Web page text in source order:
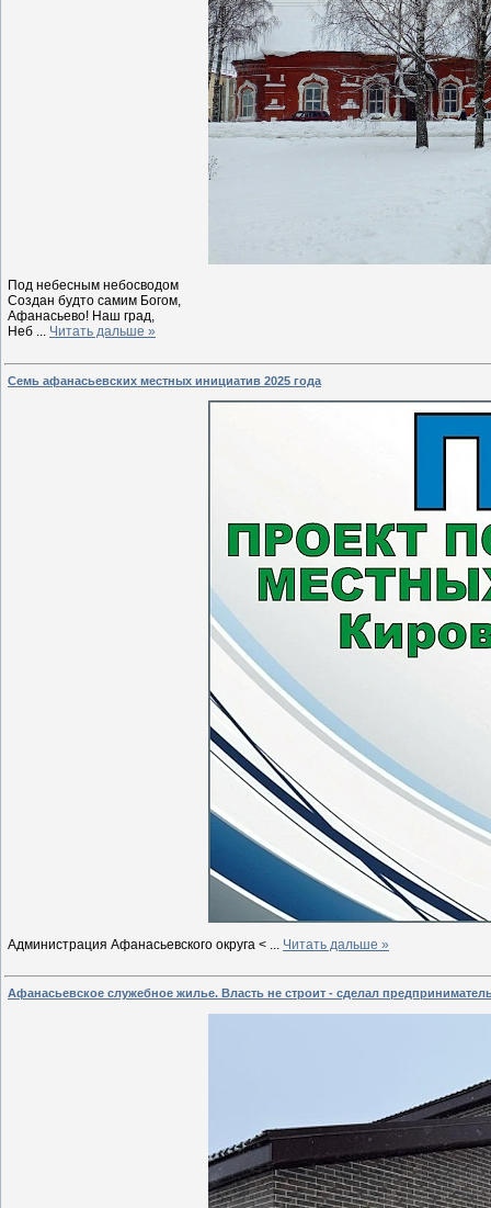
Под небесным небосводом
Создан будто самим Богом,
Афанасьево! Наш град,
Неб ... Читать дальше »
Семь афанасьевских местных инициатив 2025 года
Администрация Афанасьевского округа < ... Читать дальше »
Афанасьевское служебное жилье. Власть не строит - сделал